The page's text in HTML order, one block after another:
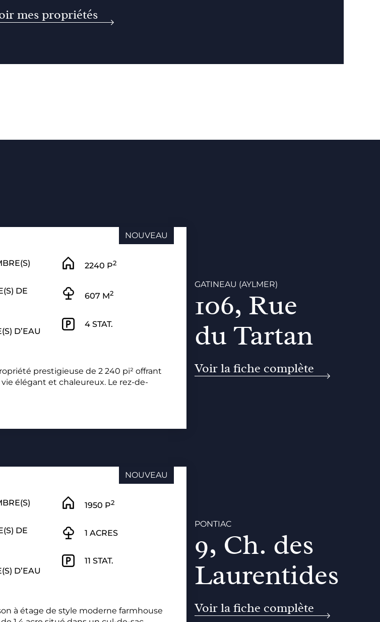
mes propriétés
DE
D’EAU
2240 P2
607 M2
4 STAT.
prestigieuse de 2 240 pi² offrant
élégant et chaleureux. Le rez-de-
NOUVEAU
GATINEAU (AYLMER)
106, Rue
du Tartan
Voir la fiche complète
DE
D’EAU
1950 P2
1 ACRES
11 STAT.
à étage de style moderne farmhouse
NOUVEAU
PONTIAC
9, Ch. des
Laurentides
Voir la fiche complète